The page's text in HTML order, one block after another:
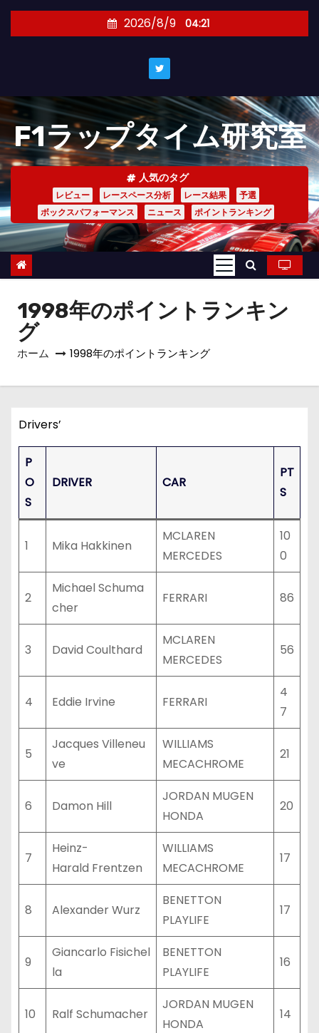
キ
ッ
プ
2026/8/9 04:21
F1ラップタイム研究室
人気のタグ
レビュー レースペース分析 レース結果
予選
ボックスパフォーマンス
ニュース ポイントランキング
1998年のポイントランキン
グ
ホーム 1998年のポイントランキング
Drivers’
P
O
S
DRIVER CAR
PT
S
1 Mika Hakkinen
MCLAREN
MERCEDES
10
0
2
Michael Schuma
cher
FERRARI 86
3 David Coulthard
MCLAREN
MERCEDES
56
4 Eddie Irvine FERRARI
4
7
5
Jacques Villeneu
ve
WILLIAMS
MECACHROME
21
6 Damon Hill
JORDAN MUGEN
HONDA
20
7
Heinz-
Harald Frentzen
WILLIAMS
MECACHROME
17
8 Alexander Wurz
BENETTON
PLAYLIFE
17
9
Giancarlo Fisichel
la
BENETTON
PLAYLIFE
16
10 Ralf Schumacher
JORDAN MUGEN
HONDA
14